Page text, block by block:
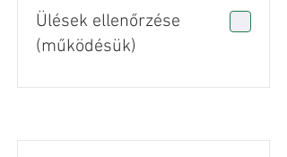
Ülések ellenőrzése
(működésük)